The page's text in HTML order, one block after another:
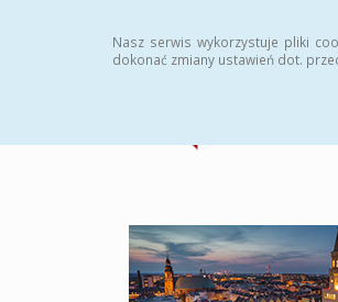
Nasz serwis wykorzystuje pliki
dokonać zmiany ustawień dot.